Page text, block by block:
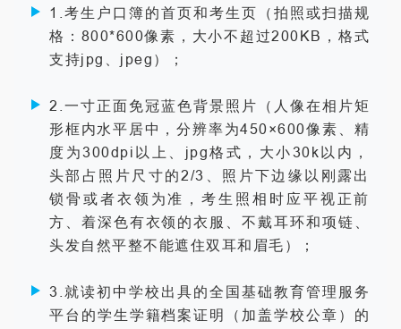
1.考生户口簿的首页和考生页（拍照或扫描规
格：800*600像素，大小不超过200KB，格式
支持jpg、jpeg）；
2.一寸正面免冠蓝色背景照片（人像在相片矩
形框内水平居中，分辨率为450×600像素、精
度为300dpi以上、jpg格式，大小30k以内，
头部占照片尺寸的2/3、照片下边缘以刚露出
锁骨或者衣领为准，考生照相时应平视正前
方、着深色有衣领的衣服、不戴耳环和项链、
头发自然平整不能遮住双耳和眉毛）；
3.就读初中学校出具的全国基础教育管理服务
平台的学生学籍档案证明（加盖学校公章）的